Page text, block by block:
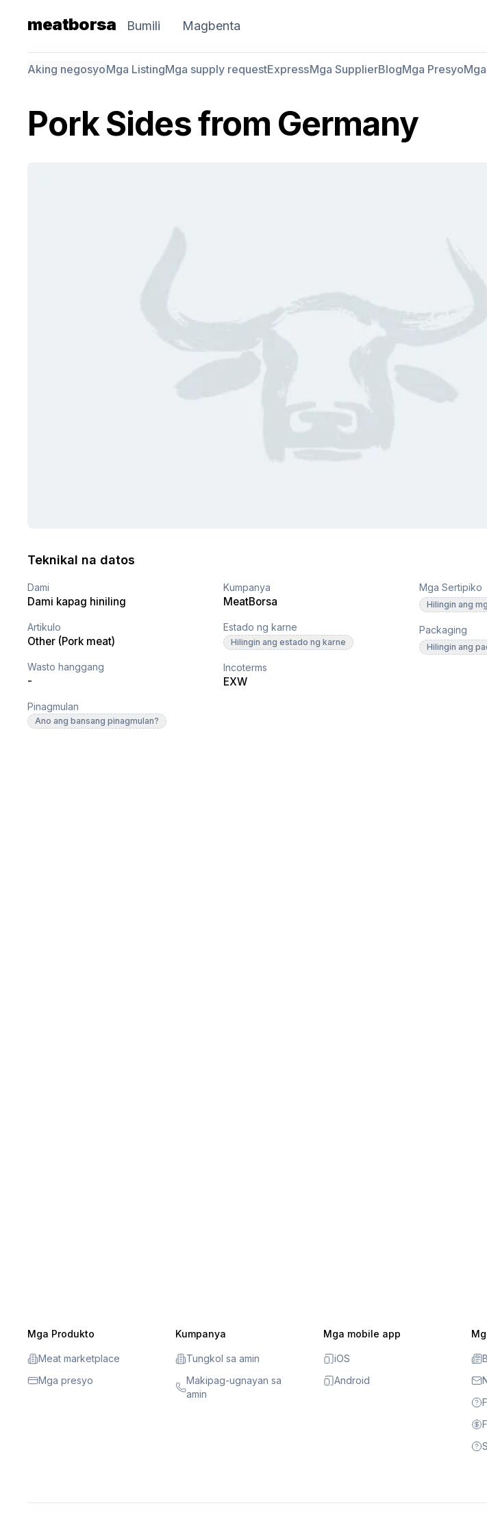
meatborsa Bumili Magbenta
Aking negosyoMga ListingMga supply requestExpressMga SupplierBlogMga Presyo
Pork Sides from Germany
Teknikal na datos
Dami
Dami kapag hiniling
Artikulo
Other (Pork meat)
Wasto hanggang
-
Pinagmulan
Ano ang bansang pinagmulan?
Kumpanya
MeatBorsa
Estado ng karne
Hilingin ang estado ng karne
Incoterms
EXW
Mga Sertipiko
Hilingin ang
Packaging
Hilingin ang
Mga Produkto
Meat marketplace
Mga presyo
Kumpanya
Tungkol sa amin
Makipag-ugnayan sa
amin
Mga mobile app
iOS
Android